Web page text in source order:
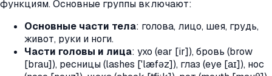
функциям. Основные группы включают:
Основные части тела: голова, лицо, шея, грудь,
живот, руки и ноги.
Части головы и лица: ухо (ear [ir]), бровь (brow
[brau]), ресницы (lashes ['læfǝz]), глаз (eye [aɪ]), нос